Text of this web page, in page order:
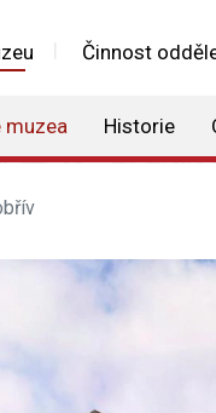
Činnost
muzea Historie